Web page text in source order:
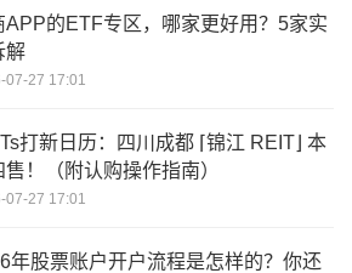
被动买入和主动买入的区别
APP的ETF专区，哪家更好用？5家实
解
07-27 17:01
打新日历：四川成都 ⌈锦江 REIT⌋ 本
售！（附认购操作指南）
07-27 17:01
年股票账户开户流程是怎样的？你还